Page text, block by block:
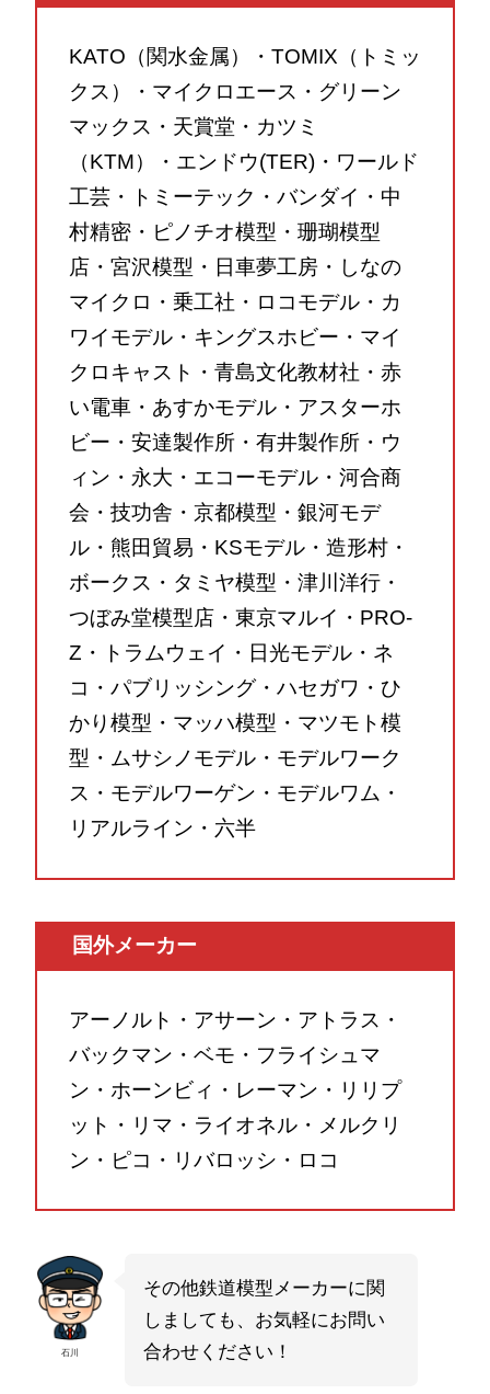
KATO（関水金属）・TOMIX（トミッ
クス）・マイクロエース・グリーン
マックス・天賞堂・カツミ
（KTM）・エンドウ(TER)・ワールド
工芸・トミーテック・バンダイ・中
村精密・ピノチオ模型・珊瑚模型
店・宮沢模型・日車夢工房・しなの
マイクロ・乗工社・ロコモデル・カ
ワイモデル・キングスホビー・マイ
クロキャスト・青島文化教材社・赤
い電車・あすかモデル・アスターホ
ビー・安達製作所・有井製作所・ウ
ィン・永大・エコーモデル・河合商
会・技功舎・京都模型・銀河モデ
ル・熊田貿易・KSモデル・造形村・
ボークス・タミヤ模型・津川洋行・
つぼみ堂模型店・東京マルイ・PRO-
Z・トラムウェイ・日光モデル・ネ
コ・パブリッシング・ハセガワ・ひ
かり模型・マッハ模型・マツモト模
型・ムサシノモデル・モデルワーク
ス・モデルワーゲン・モデルワム・
リアルライン・六半
国外メーカー
アーノルト・アサーン・アトラス・
バックマン・ベモ・フライシュマ
ン・ホーンビィ・レーマン・リリプ
ット・リマ・ライオネル・メルクリ
ン・ピコ・リバロッシ・ロコ
石川
その他鉄道模型メーカーに関
しましても、お気軽にお問い
合わせください！